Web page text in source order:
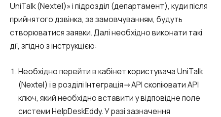
SMS-розсилки
Міжнародні SMS-розсилки для бізнесу
Синтез мови
Голосове привітання
Сервіс підтвердження номера
телефону
UniTalk (Nextel)» і підрозділ (департамент), куди після
прийнятого дзвінка, за замовчуванням, будуть
створюватися заявки. Далі необхідно виконати такі
дії, згідно з інструкцією:
Необхідно перейти в кабінет користувача UniTalk
(Nextel) і в розділі Інтеграція->API скопіювати API
ключ, який необхідно вставити у відповідне поле
системи HelpDeskEddy. У разі зазначення